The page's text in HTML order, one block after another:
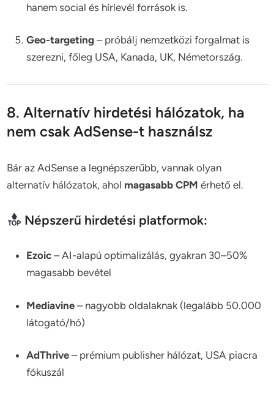
hanem social és hírlevél források is.
Geo-targeting – próbálj nemzetközi forgalmat is
szerezni, főleg USA, Kanada, UK, Németország.
8. Alternatív hirdetési hálózatok, ha
nem csak AdSense-t használsz
Bár az AdSense a legnépszerűbb, vannak olyan
alternatív hálózatok, ahol magasabb CPM érhető el.
Népszerű hirdetési platformok:
Ezoic – AI-alapú optimalizálás, gyakran 30–50%
magasabb bevétel
Mediavine – nagyobb oldalaknak (legalább 50.000
látogató/hó)
AdThrive – prémium publisher hálózat, USA piacra
fókuszál